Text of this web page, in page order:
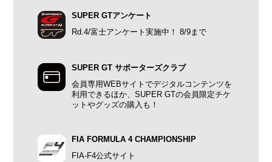
SUPER GTアンケート
Rd.4/富士アンケート実施中！ 8/9まで
SUPER GT サポーターズクラブ
会員専用WEBサイトでデジタルコンテンツを
利用できるほか、SUPER GTの会員限定チケ
ットやグッズの購入も！
FIA FORMULA 4 CHAMPIONSHIP
FIA-F4公式サイト